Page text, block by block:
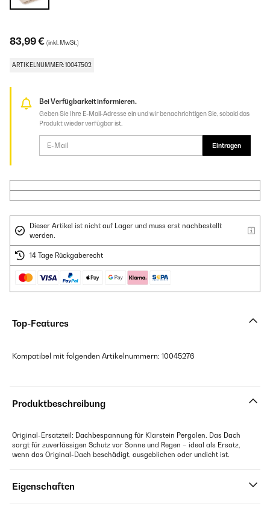
83,99 € (inkl. MwSt.)
ARTIKELNUMMER: 10047502
Bei Verfügbarkeit informieren.
Geben Sie Ihre E-Mail-Adresse ein und wir benachrichtigen Sie, sobald das
Produkt wieder verfügbar ist.
Eintragen
Dieser Artikel ist nicht auf Lager und muss erst nachbestellt
werden.
14 Tage Rückgaberecht
Top-Features
Kompatibel mit folgenden Artikelnummern: 10045276
Produktbeschreibung
Original-Ersatzteil: Dachbespannung für Klarstein Pergolen. Das Dach
sorgt für zuverlässigen Schutz vor Sonne und Regen – ideal als Ersatz,
wenn das Original-Dach beschädigt, ausgeblichen oder undicht ist.
Eigenschaften